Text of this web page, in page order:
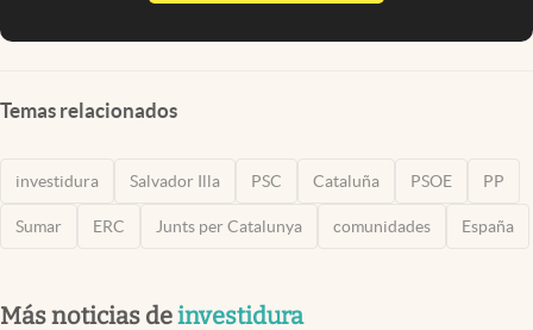
Temas relacionados
investidura Salvador Illa PSC Cataluña PSOE PP
Sumar ERC Junts per Catalunya comunidades España
Más noticias deinvestidura